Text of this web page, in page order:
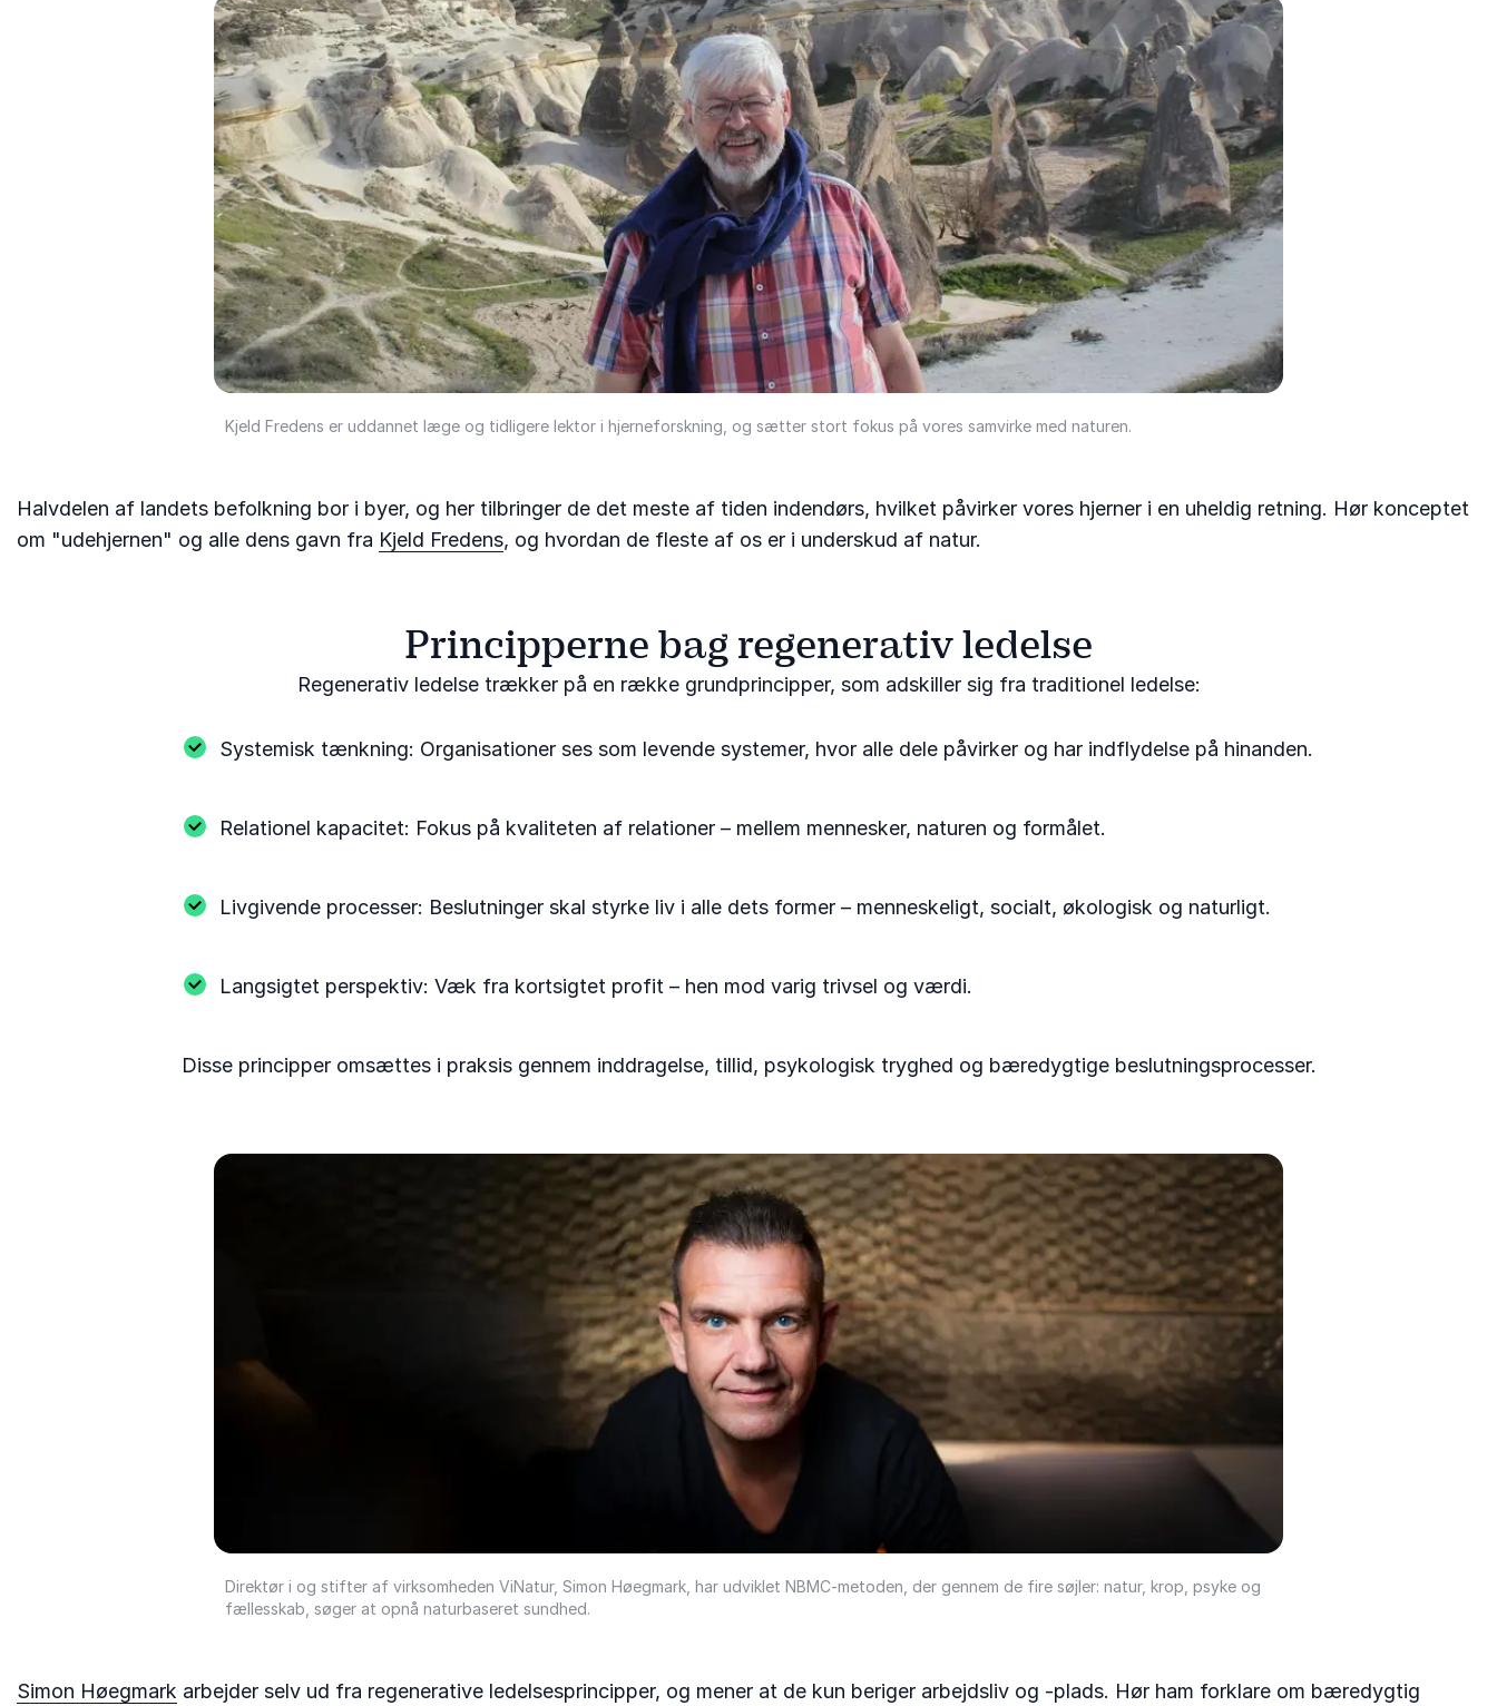
Kjeld Fredens er uddannet læge og tidligere lektor i hjerneforskning, og sætter stort fokus på vores samvirke med naturen.
Halvdelen af landets befolkning bor i byer, og her tilbringer de det meste af tiden indendørs, hvilket påvirker vores hjerner i en uheldig retning. Hør konceptet
om "udehjernen" og alle dens gavn fra Kjeld Fredens, og hvordan de fleste af os er i underskud af natur.
Principperne bag regenerativ ledelse
Regenerativ ledelse trækker på en række grundprincipper, som adskiller sig fra traditionel ledelse:
Systemisk tænkning: Organisationer ses som levende systemer, hvor alle dele påvirker og har indflydelse på hinanden.
Relationel kapacitet: Fokus på kvaliteten af relationer – mellem mennesker, naturen og formålet.
Livgivende processer: Beslutninger skal styrke liv i alle dets former – menneskeligt, socialt, økologisk og naturligt.
Langsigtet perspektiv: Væk fra kortsigtet profit – hen mod varig trivsel og værdi.
Disse principper omsættes i praksis gennem inddragelse, tillid, psykologisk tryghed og bæredygtige beslutningsprocesser.
Direktør i og stifter af virksomheden ViNatur, Simon Høegmark, har udviklet NBMC-metoden, der gennem de fire søjler: natur, krop, psyke og
fællesskab, søger at opnå naturbaseret sundhed.
Simon Høegmark arbejder selv ud fra regenerative ledelsesprincipper, og mener at de kun beriger arbejdsliv og -plads. Hør ham forklare om bæredygtig